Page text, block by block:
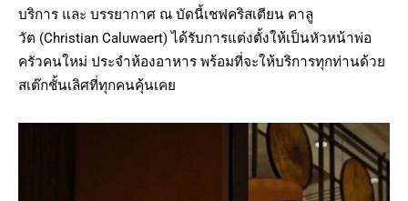
บริการ และ บรรยากาศ ณ บัดนี้เชฟคริสเตียน คาลู
วัต (Christian Caluwaert) ได้รับการแต่งตั้งให้เป็นหัวหน้าพ่อ
ครัวคนใหม่ ประจำห้องอาหาร พร้อมที่จะให้บริการทุกท่านด้วย
สเต๊กชั้นเลิศที่ทุกคนคุ้นเคย